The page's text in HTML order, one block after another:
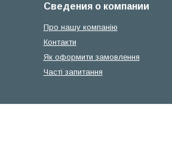
Сведения о компании
Про нашу компанію
Контакти
Як оформити замовлення
Часті запитання